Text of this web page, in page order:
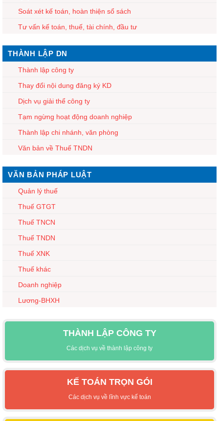
Soát xét kế toán, hoàn thiện sổ sách
Tư vấn kế toán, thuế, tài chính, đầu tư
THÀNH LẬP DN
Thành lập công ty
Thay đổi nội dung đăng ký KD
Dịch vụ giải thể công ty
Tạm ngừng hoạt động doanh nghiệp
Thành lập chi nhánh, văn phòng
Văn bản về Thuế TNDN
VĂN BẢN PHÁP LUẬT
Quản lý thuế
Thuế GTGT
Thuế TNCN
Thuế TNDN
Thuế XNK
Thuế khác
Doanh nghiệp
Lương-BHXH
THÀNH LẬP CÔNG TY
Các dịch vụ về thành lập công ty
KẾ TOÁN TRỌN GÓI
Các dịch vụ về lĩnh vực kế toán